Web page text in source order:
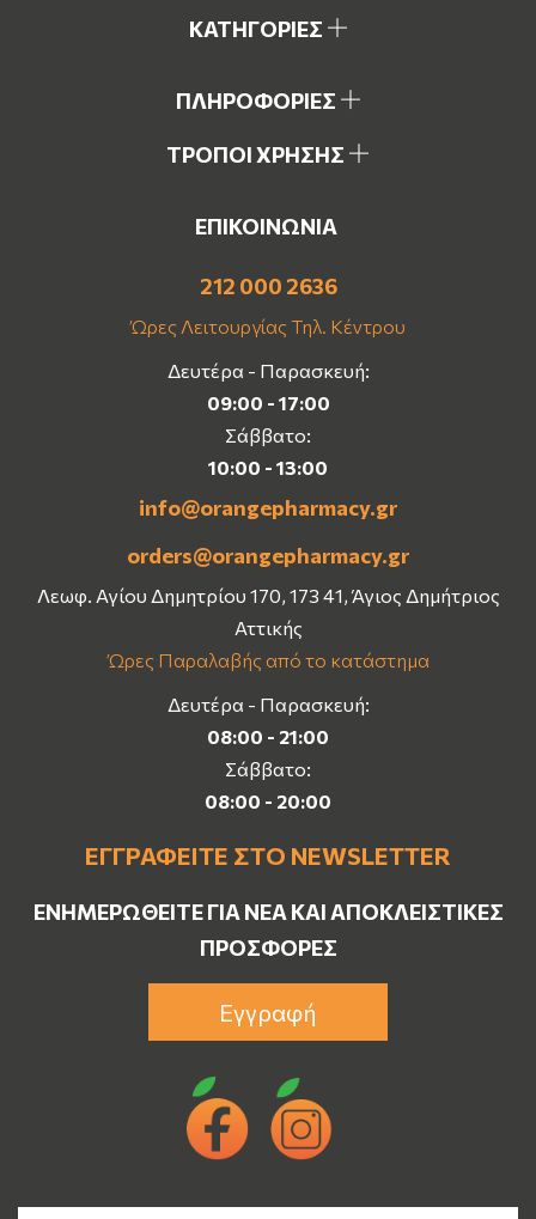
ΚΑΤΗΓΟΡΙΕΣ
ΠΛΗΡΟΦΟΡΙΕΣ
ΤΡΟΠΟΙ ΧΡΗΣΗΣ
ΕΠΙΚΟΙΝΩΝΙΑ
212 000 2636
Ώρες Λειτουργίας Τηλ. Κέντρου
Δευτέρα - Παρασκευή:
09:00 - 17:00
Σάββατο:
10:00 - 13:00
info@orangepharmacy.gr
orders@orangepharmacy.gr
Λεωφ. Αγίου Δημητρίου 170, 173 41, Άγιος Δημήτριος
Αττικής
Ώρες Παραλαβής από το κατάστημα
Δευτέρα - Παρασκευή:
08:00 - 21:00
Σάββατο:
08:00 - 20:00
ΕΓΓΡΑΦΕΊΤΕ ΣΤΟ NEWSLETTER
ΕΝΗΜΕΡΩΘΕΊΤΕ ΓΙΑ ΝΈΑ ΚΑΙ ΑΠΟΚΛΕΙΣΤΙΚΈΣ
ΠΡΟΣΦΟΡΈΣ
Εγγραφή